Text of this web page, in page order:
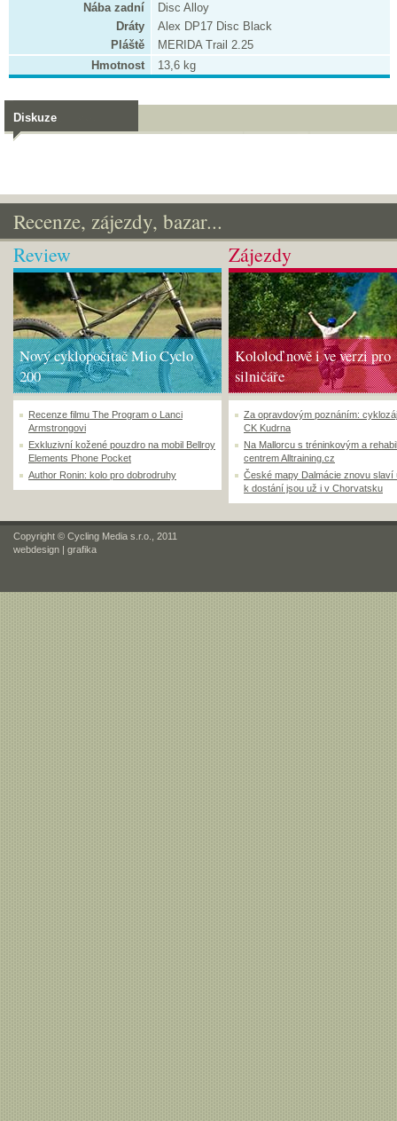
Nába zadní
Disc Alloy
Dráty
Alex DP17 Disc Black
Pláště
MERIDA Trail 2.25
Hmotnost
13,6 kg
Diskuze
Recenze, zájezdy, bazar...
Review
Nový cyklopočítač Mio Cyclo
200
Recenze filmu The Program o Lanci
Armstrongovi
Exkluzivní kožené pouzdro na mobil Bellroy
Elements Phone Pocket
Author Ronin: kolo pro dobrodruhy
Zájezdy
Kololoď nově i ve verzi pro
silničáře
Za opravdovým poznáním:
CK Kudrna
Na Mallorcu s tréninkovým a
centrem Alltraining.cz
České mapy Dalmácie znovu slaví
k dostání jsou už i v Chorvatsku
Copyright © Cycling Media s.r.o., 2011
webdesign | grafika